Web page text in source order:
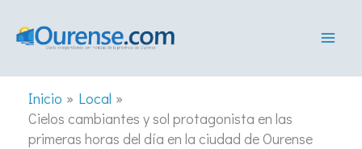
Inicio
Local
Cielos cambiantes y sol protagonista en las
primeras horas del día en la ciudad de Ourense